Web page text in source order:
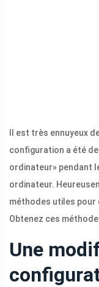
Il est très ennuyeux
configuration a été
ordinateur» pendant
ordinateur.
méthodes utiles
Obtenez ces
Une